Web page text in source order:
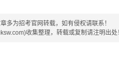
多为招考官网转载，如有侵权请联系！
收集整理，转载或复制请注明出